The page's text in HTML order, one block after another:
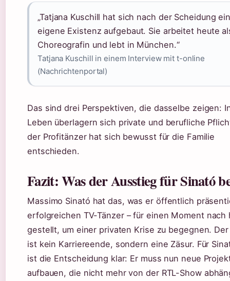
„Tatjana Kuschill hat sich nach der Scheidung
eigene Existenz aufgebaut. Sie arbeitet heute
Choreografin und lebt in München.“
Tatjana Kuschill in einem Interview mit t-online
(Nachrichtenportal)
Das sind drei Perspektiven, die dasselbe zeigen:
Leben überlagern sich private und berufliche
der Profitänzer hat sich bewusst für die Familie
entschieden.
Fazit: Was der Ausstieg für Sinató
Massimo Sinató hat das, was er öffentlich
erfolgreichen TV-Tänzer – für einen Moment nach
gestellt, um einer privaten Krise zu begegnen.
ist kein Karriereende, sondern eine Zäsur. Für
ist die Entscheidung klar: Er muss nun neue
aufbauen, die nicht mehr von der RTL-Show